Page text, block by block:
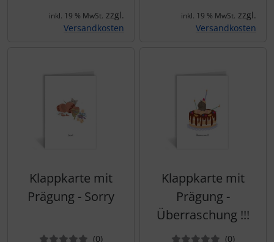
inkl. 19 % MwSt. zzgl.
Versandkosten
inkl. 19 % MwSt. zzgl.
Versandkosten
Klappkarte mit
Prägung - Sorry
(0Bewertungen
)
Klappkarte mit
Prägung -
Überraschung !!!
(0)